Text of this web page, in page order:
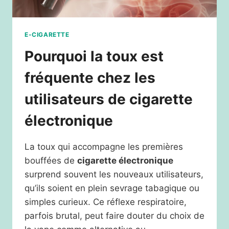
E-CIGARETTE
Pourquoi la toux est
fréquente chez les
utilisateurs de cigarette
électronique
La toux qui accompagne les premières
bouffées de cigarette électronique
surprend souvent les nouveaux utilisateurs,
qu’ils soient en plein sevrage tabagique ou
simples curieux. Ce réflexe respiratoire,
parfois brutal, peut faire douter du choix de